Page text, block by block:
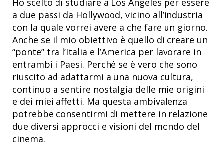
Ho scelto di studiare a Los Angeles per essere
a due passi da Hollywood, vicino all’industria
con la quale vorrei avere a che fare un giorno.
Anche se il mio obiettivo è quello di creare un
“ponte” tra l’Italia e l’America per lavorare in
entrambi i Paesi. Perché se è vero che sono
riuscito ad adattarmi a una nuova cultura,
continuo a sentire nostalgia delle mie origini
e dei miei affetti. Ma questa ambivalenza
potrebbe consentirmi di mettere in relazione
due diversi approcci e visioni del mondo del
cinema.